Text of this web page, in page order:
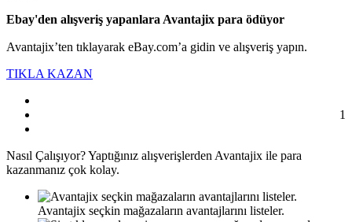
Ebay'den alışveriş yapanlara Avantajix para ödüyor
Avantajix’ten tıklayarak eBay.com’a gidin ve alışveriş yapın.
TIKLA KAZAN
1
Nasıl Çalışıyor?Yaptığınız alışverişlerden Avantajix ile para
kazanmanız çok kolay.
Avantajix seçkin mağazaların avantajlarını listeler.